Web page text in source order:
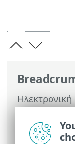
Ηλεκτρονική
Endpoint
συσκευής >